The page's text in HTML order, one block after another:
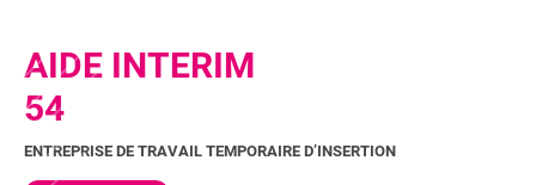
lca
AIDE INTERIM
54
ENTREPRISE DE TRAVAIL TEMPORAIRE D’INSERTION